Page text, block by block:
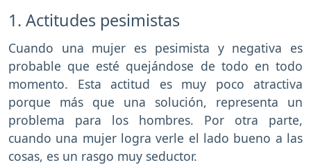
1. Actitudes pesimistas
Cuando una mujer es pesimista y negativa es
probable que esté quejándose de todo en todo
momento. Esta actitud es muy poco atractiva
porque más que una solución, representa un
problema para los hombres. Por otra parte,
cuando una mujer logra verle el lado bueno a las
cosas, es un rasgo muy seductor.